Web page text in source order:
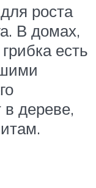
роста
В домах,
есть
дереве,